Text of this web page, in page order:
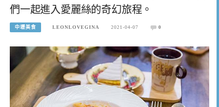
們一起進入愛麗絲的奇幻旅程。
中壢美食 LEONLOVEGINA 2021-04-07 0